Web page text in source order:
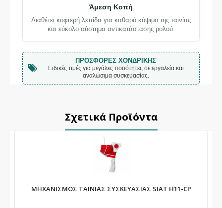
κλειστό
Λόγω καλοκαιρινών αδειών.
Οι παραγγελίες που θα καταχωρηθούν στο διάστημα αυτό θα
εξυπηρετηθούν με σειρά προτεραιότητας από 24/08.
Άμεση Κοπή
Διαθέτει κοφτερή λεπίδα για καθαρό κόψιμο της ταινίας
και εύκολο σύστημα αντικατάστασης ρολού.
ΠΡΟΣΦΟΡΈΣ ΧΟΝΔΡΙΚΉΣ
Ειδικές τιμές για μεγάλες ποσότητες σε εργαλεία και
αναλώσιμα συσκευασίας.
Σχετικά Προϊόντα
ΜΗΧΑΝΙΣΜΟΣ ΤΑΙΝΙΑΣ ΣΥΣΚΕΥΑΣΙΑΣ SIAT H11-CP